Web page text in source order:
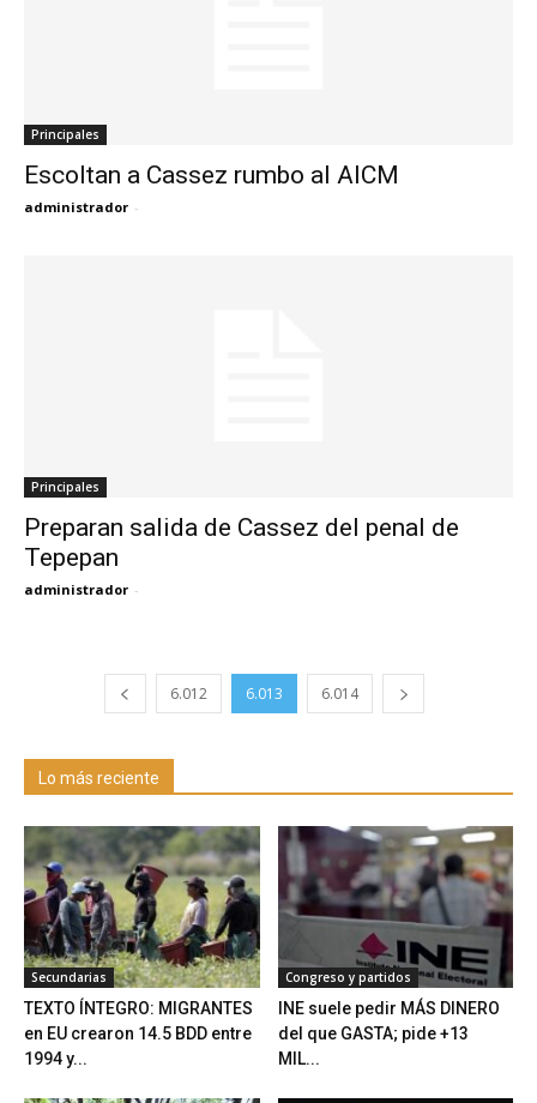
Principales
Escoltan a Cassez rumbo al AICM
administrador -
Principales
Preparan salida de Cassez del penal de
Tepepan
administrador -
6.012 6.013 6.014
Lo más reciente
Secundarias
TEXTO ÍNTEGRO: MIGRANTES
en EU crearon 14.5 BDD entre
1994 y...
Congreso y partidos
INE suele pedir MÁS DINERO
del que GASTA; pide +13
MIL...